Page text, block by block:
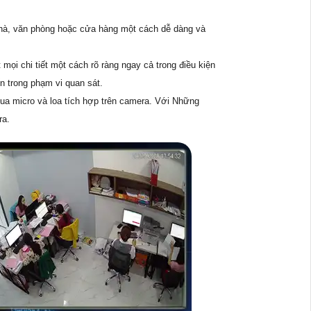
văn phòng hoặc cửa hàng một cách dễ dàng và
chi tiết một cách rõ ràng ngay cả trong điều kiện
trong phạm vi quan sát.
micro và loa tích hợp trên camera. Với Những